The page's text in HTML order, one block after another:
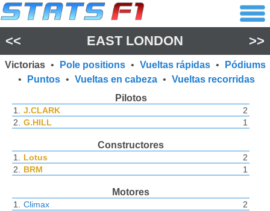
<< EAST LONDON >>
Victorias • Pole positions • Vueltas rápidas •
Pódiums
•
Puntos • Vueltas en cabeza • Vueltas recorridas
Pilotos
1. J.CLARK
2
2.
G.HILL 1
Constructores
1. Lotus
2
2.
BRM 1
Motores
1. Climax
2